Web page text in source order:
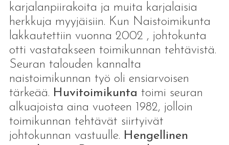
karjalanpiirakoita ja muita karjalaisia
herkkuja myyjäisiin. Kun Naistoimikunta
lakkautettiin vuonna 2002 , johtokunta
otti vastatakseen toimikunnan tehtävistä.
Seuran talouden kannalta
naistoimikunnan työ oli ensiarvoisen
tärkeää. Huvitoimikunta toimi seuran
alkuajoista aina vuoteen 1982, jolloin
toimikunnan tehtävät siirtyivät
johtokunnan vastuulle. Hengellinen